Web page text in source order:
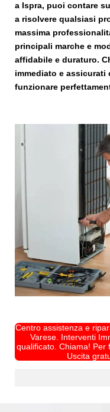
a Ispra, puoi contare
a risolvere qualsiasi
massima
principali marche e
affidabile e duraturo.
immediato e
funzionare
Centro assistenza e
Varese. Interventi
qualificato. Chiama! Per
Uscita